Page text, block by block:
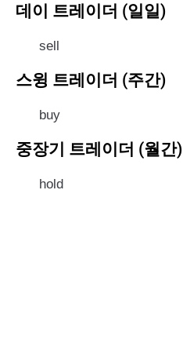
데이 트레이더 (일일)
sell
스윙 트레이더 (주간)
buy
중장기 트레이더 (월간)
hold